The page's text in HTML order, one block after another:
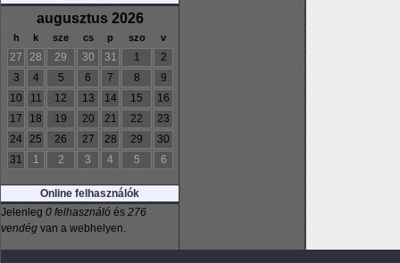
augusztus 2026
h k sze cs p szo v
27 28 29 30 31 1
2
3
4 5 6 7 8
9
10
11 12 13 14 15
16
17
18 19 20 21 22
23
24
25 26 27 28 29
30
31
1 2 3 4 5 6
Online felhasználók
Jelenleg 0 felhasználó és 276
vendég van a webhelyen.